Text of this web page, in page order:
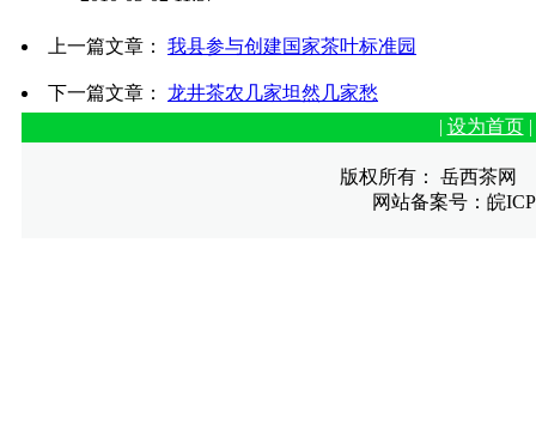
上一篇文章： 我县参与创建国家茶叶标准园
下一篇文章： 龙井茶农几家坦然几家愁
| 设为首页|
版权所有： 岳西茶
网站备案号：皖